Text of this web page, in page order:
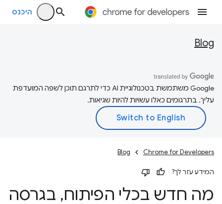
היכנס
Blog
‫Google משתמשת בטכנולוגיית AI כדי לתרגם תוכן לשפה המועדפת
עליך. בתרגומים כאלו עשויות להיות שגיאות.
Chrome for Developers
Blog
המידע עזר לך?
מה חדש בכלי הפיתוח, בגרסה